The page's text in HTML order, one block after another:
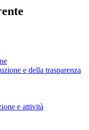
e della trasparenza
e attività